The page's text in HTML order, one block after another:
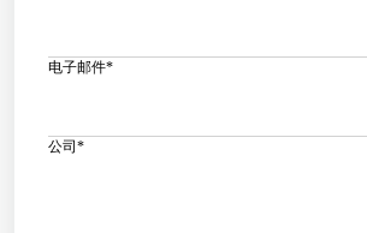
电子邮件*
公司*